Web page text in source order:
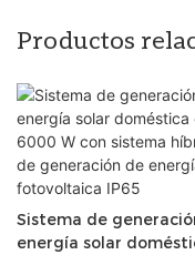
Productos
Sistema de
energía solar